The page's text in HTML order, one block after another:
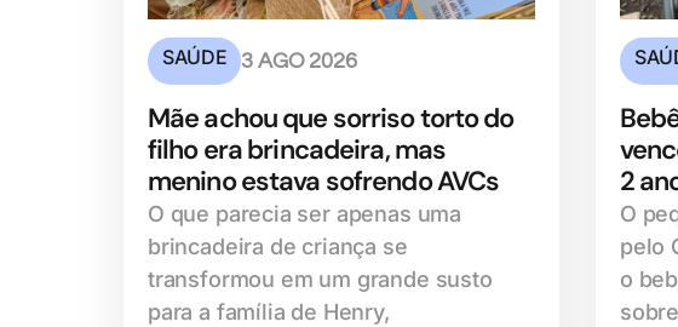
SAÚDE 3 AGO 2026
Mãe achou que sorriso torto do
filho era brincadeira, mas
menino estava sofrendo AVCs
O que parecia ser apenas uma
brincadeira de criança se
transformou em um grande susto
para a família de Henry,
2
O
pelo
o